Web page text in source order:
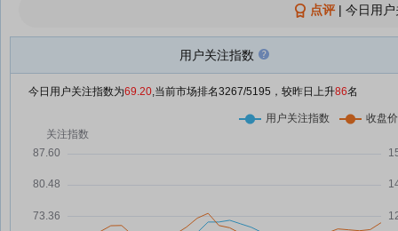
山河药辅：独立董事周建平离任
07-15
07-15
山河药辅7月15日快速上涨
07-10
山河药辅6月29日快速上涨
07-16
06-08
点评| 今日用
用户关注指数
今日用户关注指数为69.20,当前市场排名3267/5195，较昨日上升86名